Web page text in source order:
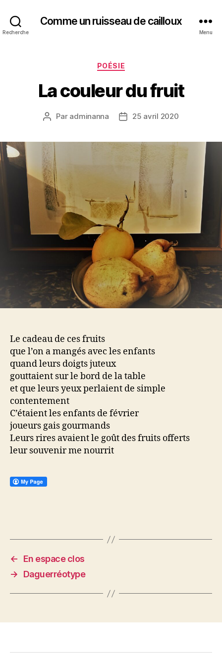
Recherche
Comme un ruisseau de cailloux
Menu
Catégories
POÉSIE
La couleur du fruit
Auteur
Par adminanna
Date25 avril 2020
Le cadeau de ces fruits
que l’on a mangés avec les enfants
quand leurs doigts juteux
gouttaient sur le bord de la table
et que leurs yeux perlaient de simple
contentement
C’étaient les enfants de février
joueurs gais gourmands
Leurs rires avaient le goût des fruits offerts
leur souvenir me nourrit
←
En espace clos
→
Daguerréotype